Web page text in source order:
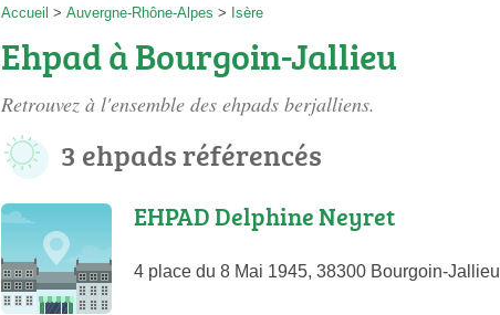
Accueil > Auvergne-Rhône-Alpes > Isère
Ehpad à Bourgoin-Jallieu
Retrouvez à l'ensemble des ehpads berjalliens.
3 ehpads référencés
EHPAD Delphine Neyret
4 place du 8 Mai 1945, 38300 Bourgoin-Jallieu